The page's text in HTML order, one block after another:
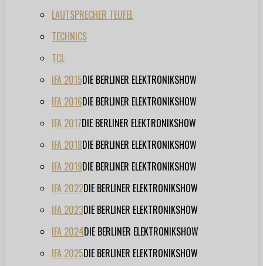
LAUTSPRECHER TEUFEL
TECHNICS
TCL
IFA 2015DIE BERLINER ELEKTRONIKSHOW
IFA 2016DIE BERLINER ELEKTRONIKSHOW
IFA 2017DIE BERLINER ELEKTRONIKSHOW
IFA 2018DIE BERLINER ELEKTRONIKSHOW
IFA 2019DIE BERLINER ELEKTRONIKSHOW
IFA 2022DIE BERLINER ELEKTRONIKSHOW
IFA 2023DIE BERLINER ELEKTRONIKSHOW
IFA 2024DIE BERLINER ELEKTRONIKSHOW
IFA 2025DIE BERLINER ELEKTRONIKSHOW